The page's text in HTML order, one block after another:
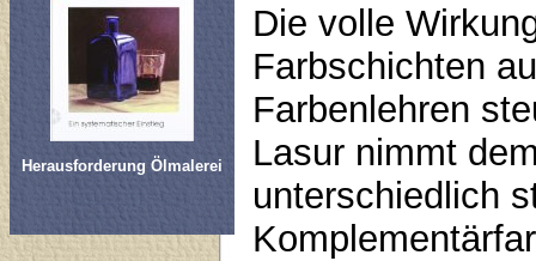
Herausforderung Ölmalerei
Die volle
Farbschichten
Farbenlehren
Lasur nimmt
unterschiedlich